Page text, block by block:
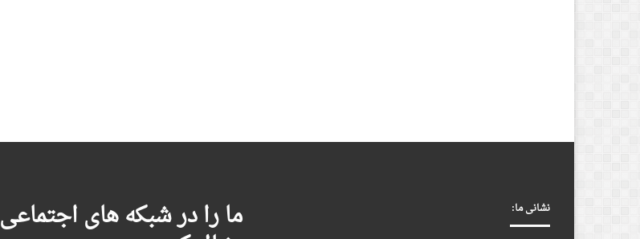
نشانی ما: ما را در شبکه های اجتماعی